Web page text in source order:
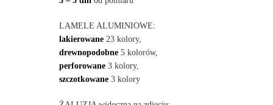
LAMELE ALUMINIOWE:
lakierowane23 kolory,
drewnopodobne5 kolorów,
perforowane3 kolory,
szczotkowane3 kolory